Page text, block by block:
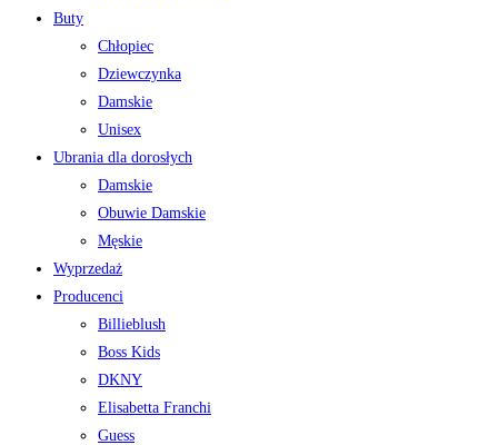
Buty
Chłopiec
Dziewczynka
Damskie
Unisex
Ubrania dla dorosłych
Damskie
Obuwie Damskie
Męskie
Wyprzedaż
Producenci
Billieblush
Boss Kids
DKNY
Elisabetta Franchi
Guess